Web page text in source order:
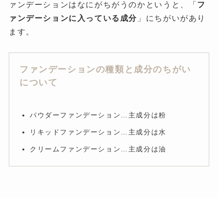
ァンデーションはなにがちがうのかというと、「 フ
ァンデーションに入っている成分 」にちがいがあり
ます。
ファンデーションの種類と成分のちがい
について
パウダーファンデーション…主成分は粉
リキッドファンデーション…主成分は水
クリームファンデーション…主成分は油